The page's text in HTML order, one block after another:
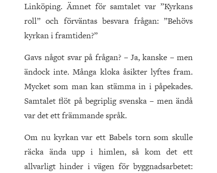
Linköping. Ämnet för samtalet var ”Kyrkans
roll” och förväntas besvara frågan: ”Behövs
kyrkan i framtiden?”
Gavs något svar på frågan? – Ja, kanske – men
ändock inte. Många kloka åsikter lyftes fram.
Mycket som man kan stämma in i påpekades.
Samtalet flöt på begriplig svenska – men ändå
var det ett främmande språk.
Om nu kyrkan var ett Babels torn som skulle
räcka ända upp i himlen, så kom det ett
allvarligt hinder i vägen för byggnadsarbetet: